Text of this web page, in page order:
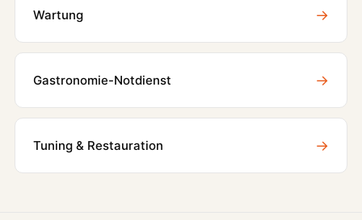
Wartung →
Gastronomie-Notdienst →
Tuning & Restauration →